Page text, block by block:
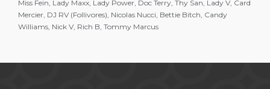
Miss Fein, Lady Maxx, Lady Power, Doc Terry, Thy San, Lady V, Card
Mercier, DJ RV (Follivores), Nicolas Nucci, Bettie Bitch, Candy
Williams, Nick V, Rich B, Tommy Marcus